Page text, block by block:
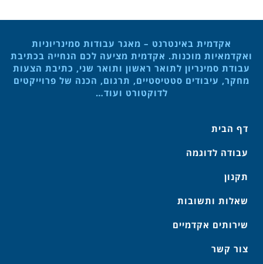
אקדמית באינטרנט – מאגר עבודות סמינריוניות
ואקדמאיות מוכנות. אקדמית מציעה לכם הנחייה בכתיבת
עבודת סמינריון לתואר ראשון ותואר שני, כתיבת הצעות
מחקר, עיבודים סטטיסטיים, תרגום, הכנה של פרוייקטים
לדוקטורט ועוד…
דף הבית
עבודה לדוגמה
תקנון
שאלות ותשובות
שירותים אקדמיים
צור קשר